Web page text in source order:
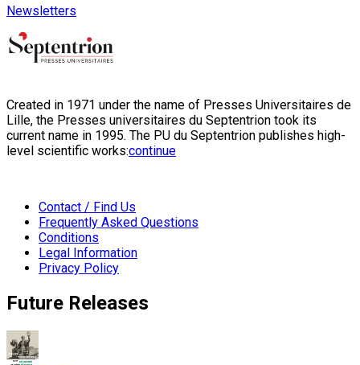
Newsletters
Created in 1971 under the name of Presses Universitaires de
Lille, the Presses universitaires du Septentrion took its
current name in 1995. The PU du Septentrion publishes high-
level scientific works:continue
Contact / Find Us
Frequently Asked Questions
Conditions
Legal Information
Privacy Policy
Future Releases